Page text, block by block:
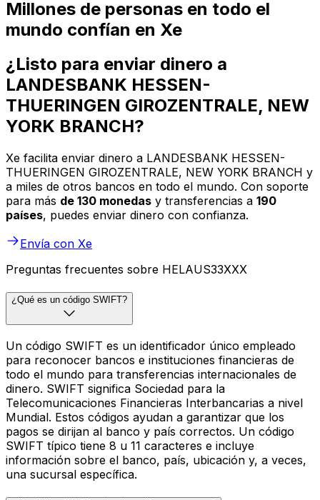
Millones de personas en todo el
mundo confían en Xe
¿Listo para enviar dinero a
LANDESBANK HESSEN-
THUERINGEN GIROZENTRALE, NEW
YORK BRANCH?
Xe facilita enviar dinero a LANDESBANK HESSEN-
THUERINGEN GIROZENTRALE, NEW YORK BRANCH y
a miles de otros bancos en todo el mundo. Con soporte
para más de 130 monedas y transferencias a 190
países, puedes enviar dinero con confianza.
Envía con Xe
Preguntas frecuentes sobre HELAUS33XXX
¿Qué es un código SWIFT?
Un código SWIFT es un identificador único empleado
para reconocer bancos e instituciones financieras de
todo el mundo para transferencias internacionales de
dinero. SWIFT significa Sociedad para la
Telecomunicaciones Financieras Interbancarias a nivel
Mundial. Estos códigos ayudan a garantizar que los
pagos se dirijan al banco y país correctos. Un código
SWIFT típico tiene 8 u 11 caracteres e incluye
información sobre el banco, país, ubicación y, a veces,
una sucursal específica.